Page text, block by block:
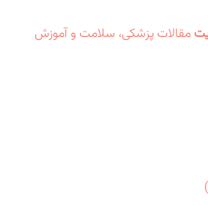
مقالات پزشکی، سلامت و آموزش